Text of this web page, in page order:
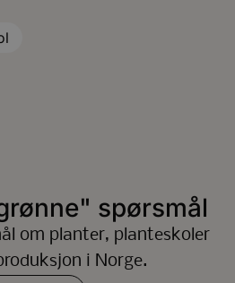
spørsmål
om planter, planteskoler
i Norge.